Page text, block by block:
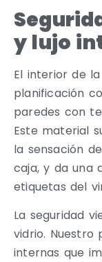
y lujo
El interior de
planificación
paredes con
Este material
la sensación
caja, y da una
etiquetas del
La seguridad
vidrio. Nuestro
internas que